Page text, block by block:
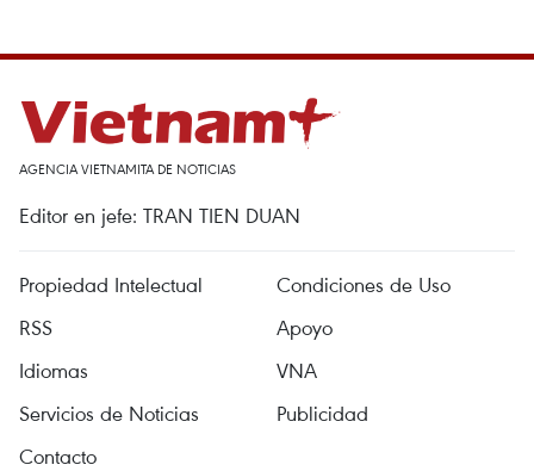
AGENCIA VIETNAMITA DE NOTICIAS
Editor en jefe: TRAN TIEN DUAN
Propiedad Intelectual
Condiciones de Uso
RSS
Apoyo
Idiomas
VNA
Servicios de Noticias
Publicidad
Contacto